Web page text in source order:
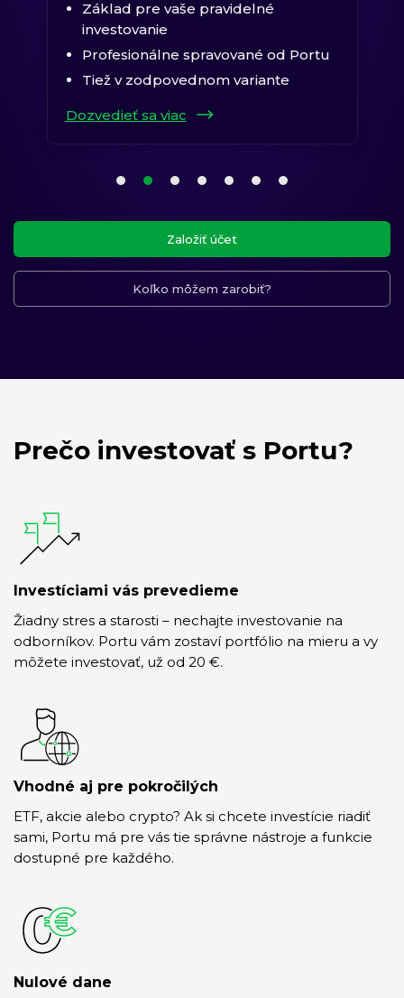
Základ pre vaše pravidelné
investovanie
Profesionálne spravované od Portu
Tiež v zodpovednom variante
Dozvedieť sa viac
1. položka karuselu
2. položka karuselu
(aktuálna položka)
3. položka karuselu
4. položka karuselu
5. položka karuselu
6. položka karuselu
7. položka karuselu
Založiť účet
Koľko môžem zarobiť?
Prečo investovať s Portu?
Investíciami vás prevedieme
Žiadny stres a starosti – nechajte investovanie na
odborníkov. Portu vám zostaví portfólio na mieru a vy
môžete investovať, už od 20 €.
Vhodné aj pre pokročilých
ETF, akcie alebo crypto? Ak si chcete investície riadiť
sami, Portu má pre vás tie správne nástroje a funkcie
dostupné pre každého.
Nulové dane